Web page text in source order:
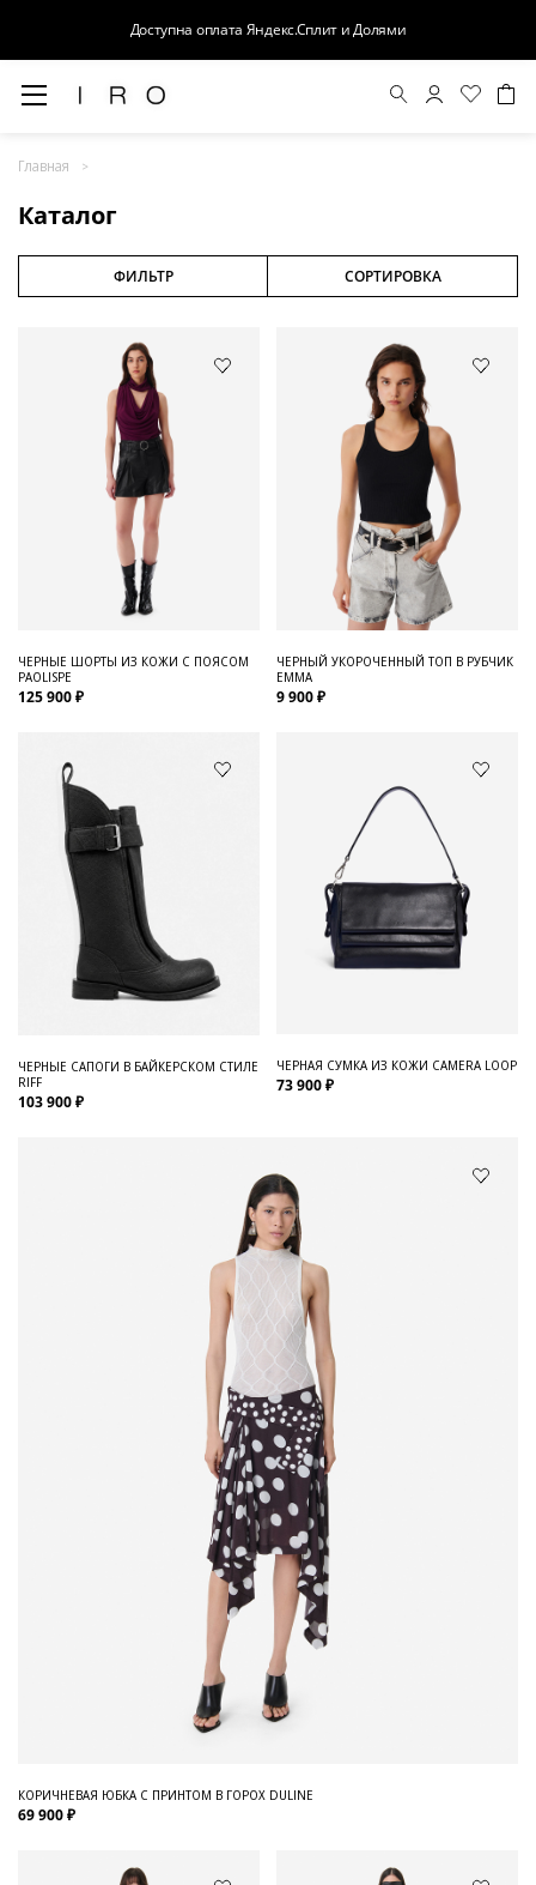
Доступна оплата Яндекс.Сплит и Долями
Главная
Каталог
Обувь и Аксессуары
Распродажа
ФИЛЬТР СОРТИРОВКА
ЧЕРНЫЕ ШОРТЫ ИЗ КОЖИ С ПОЯСОМ
PAOLISPE
125 900 ₽
ЧЕРНЫЙ УКОРОЧЕННЫЙ ТОП В РУБЧИК
EMMA
9 900 ₽
ЧЕРНЫЕ САПОГИ В БАЙКЕРСКОМ СТИЛЕ
RIFF
103 900 ₽
ЧЕРНАЯ СУМКА ИЗ КОЖИ CAMERA LOOP
73 900 ₽
КОРИЧНЕВАЯ ЮБКА С ПРИНТОМ В ГОРОХ DULINE
69 900 ₽